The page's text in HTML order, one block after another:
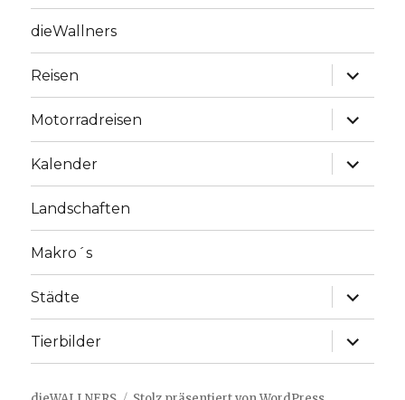
dieWallners
Reisen
Motorradreisen
Kalender
Landschaften
Makro´s
Städte
Tierbilder